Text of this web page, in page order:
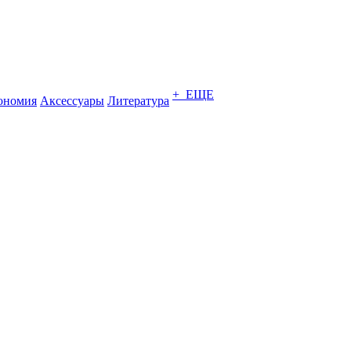
Аксессуары Литература + ЕЩЕ